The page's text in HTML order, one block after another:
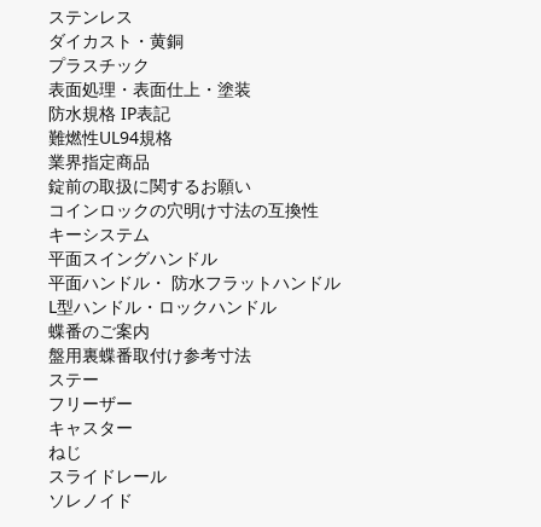
ステンレス
ダイカスト・⻩銅
プラスチック
表面処理・表面仕上・塗装
防⽔規格 IP表記
難燃性UL94規格
業界指定商品
錠前の取扱に関するお願い
コインロックの⽳明け⼨法の互換性
キーシステム
平⾯スイングハンドル
平⾯ハンドル・ 防⽔フラットハンドル
L型ハンドル・ロックハンドル
蝶番のご案内
盤⽤裏蝶番取付け参考⼨法
ステー
フリーザー
キャスター
ねじ
スライドレール
ソレノイド